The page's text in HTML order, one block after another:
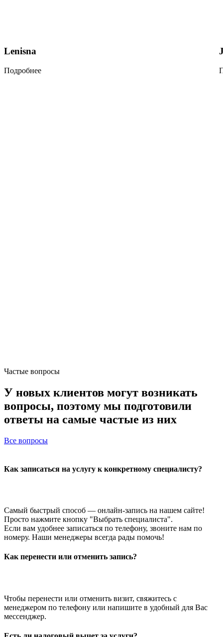
Lenisna
Подробнее
Частые вопросы
У новых клиентов могут возникать
вопросы, поэтому мы подготовили
ответы на самые частые из них
Все вопросы
Как записаться на услугу к конкретному специалисту?
Самый быстрый способ — онлайн-запись на нашем сайте!
Просто нажмите кнопку "Выбрать специалиста".
Если вам удобнее записаться по телефону, звоните нам по
номеру. Наши менеджеры всегда рады помочь!
Как перенести или отменить запись?
Чтобы перенести или отменить визит, свяжитесь с
менеджером по телефону или напишите в удобный для Вас
мессенджер.